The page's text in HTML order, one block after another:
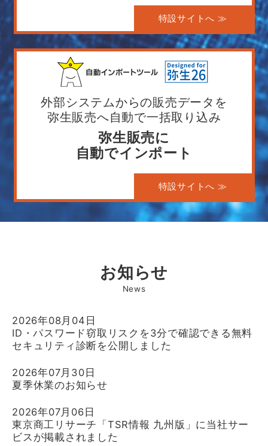
特設サイトへ ≫
外部システムからの販売データを
弥生販売へ自動で一括取り込み
弥生販売に
自動でインポート
特設サイトへ ≫
お知らせ
2026年08月04日
ID・パスワード窃取リスクを3分で確認できる無料
セキュリティ診断を公開しました
2026年07月30日
夏季休業のお知らせ
2026年07月06日
東京商工リサーチ「TSR情報 九州版」に当社サー
ビスが掲載されました